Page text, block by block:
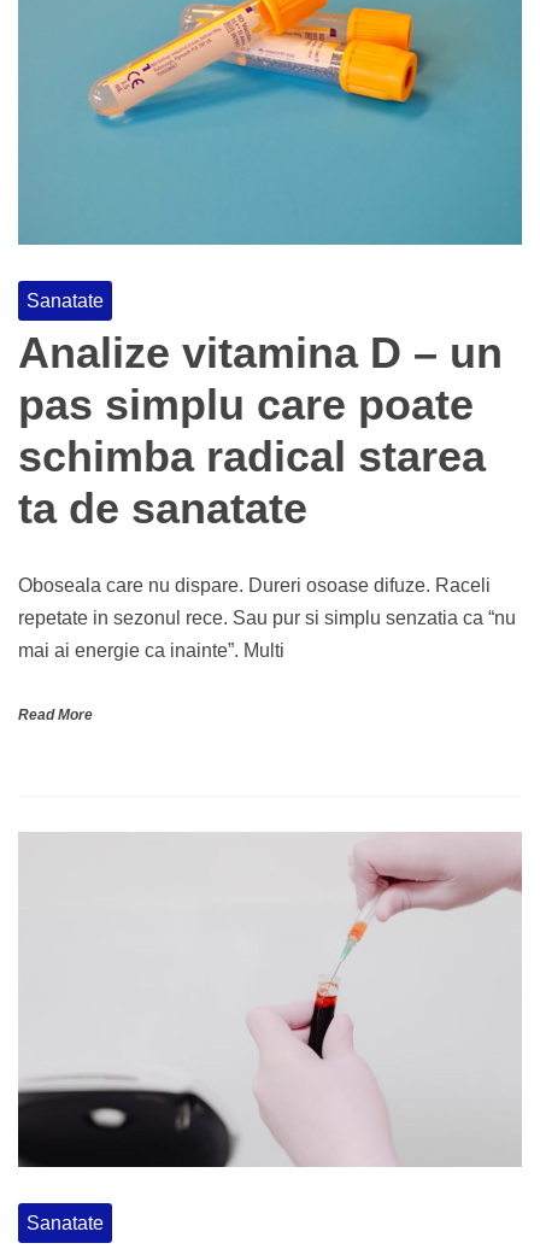
Sanatate
Analize vitamina D – un
pas simplu care poate
schimba radical starea
ta de sanatate
Oboseala care nu dispare. Dureri osoase difuze. Raceli
repetate in sezonul rece. Sau pur si simplu senzatia ca “nu
mai ai energie ca inainte”. Multi
Read More
Sanatate